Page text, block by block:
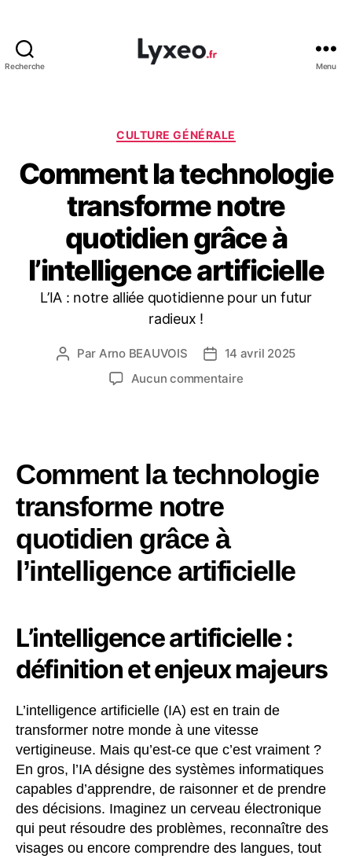
Recherche Menu
Catégories
CULTURE GÉNÉRALE
Comment la technologie
transforme notre
quotidien grâce à
l’intelligence artificielle
L’IA : notre alliée quotidienne pour un futur
radieux !
Auteur
Par Arno BEAUVOIS
Date
de
14 avril 2025
Aucun commentairesur
notre
quotidien
Comment la technologie
transforme notre
quotidien grâce à
l’intelligence artificielle
L’intelligence artificielle :
définition et enjeux majeurs
L’intelligence artificielle (IA) est en train de
transformer notre monde à une vitesse
vertigineuse. Mais qu’est-ce que c’est vraiment ?
En gros, l’IA désigne des systèmes informatiques
capables d’apprendre, de raisonner et de prendre
des décisions. Imaginez un cerveau électronique
qui peut résoudre des problèmes, reconnaître des
visages ou encore comprendre des langues, tout